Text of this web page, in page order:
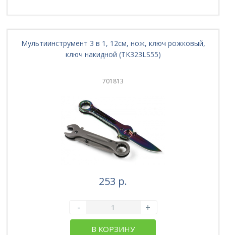
Мультиинструмент 3 в 1, 12см, нож, ключ рожковый,
ключ накидной (TK323LS55)
701813
253 р.
- +
В КОРЗИНУ